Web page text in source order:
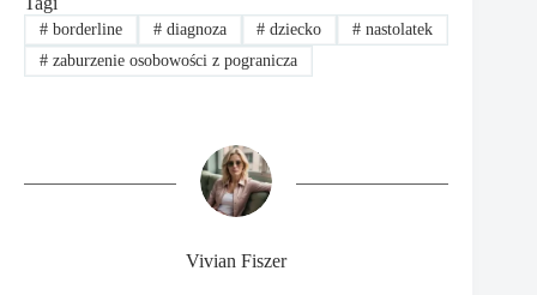
#borderline #diagnoza # dziecko # nastolatek
#zaburzenie osobowości z pogranicza
Vivian Fiszer